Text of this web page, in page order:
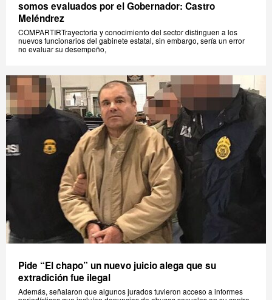
somos evaluados por el Gobernador: Castro
Meléndrez
COMPARTIRTrayectoria y conocimiento del sector distinguen a los
nuevos funcionarios del gabinete estatal, sin embargo, sería un error
no evaluar su desempeño,
Pide “El chapo” un nuevo juicio alega que su
extradición fue ilegal
Además, señalaron que algunos jurados tuvieron acceso a informes